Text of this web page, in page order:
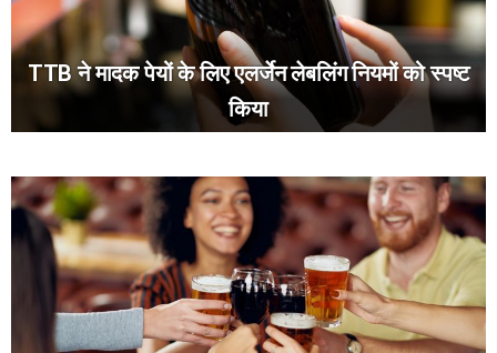
TTB ने मादक पेयों के लिए एलर्जेन लेबलिंग नियमों को स्पष्ट
किया